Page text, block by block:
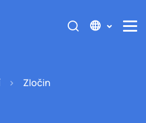
Zločin